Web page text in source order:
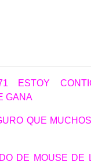
ESTOY
GANA
QUE
DE MOUSE DE